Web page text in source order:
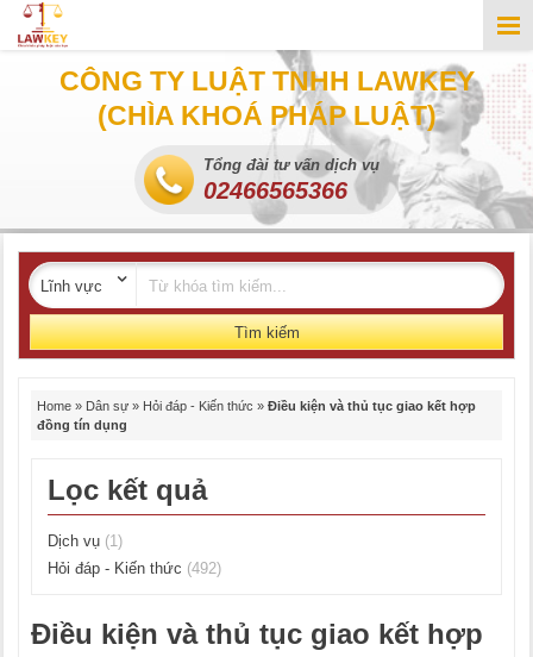
CÔNG TY LUẬT TNHH LAWKEY
(CHÌA KHOÁ PHÁP LUẬT)
Tổng đài tư vấn dịch vụ
02466565366
Tìm kiếm
Home » Dân sự » Hỏi đáp - Kiến thức » Điều kiện và thủ tục giao kết hợp
đồng tín dụng
Lọc kết quả
Dịch vụ (1)
Hỏi đáp - Kiến thức (492)
Điều kiện và thủ tục giao kết hợp